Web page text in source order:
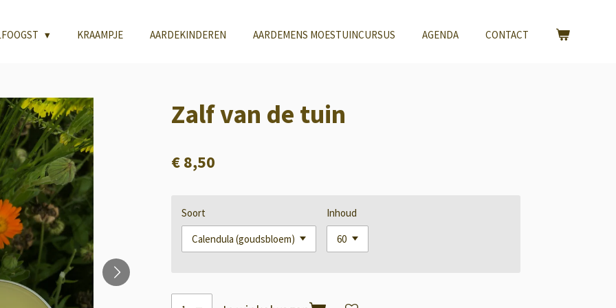
KRAAMPJE AARDEKINDEREN AARDEMENS MOESTUINCURSUS AGENDA CONTACT
Zalf van de tuin
€ 8,50
Soort Inhoud